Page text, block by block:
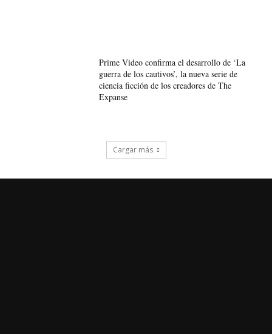
Prime Video confirma el desarrollo de ‘La
guerra de los cautivos’, la nueva serie de
ciencia ficción de los creadores de The
Expanse
Cargar más